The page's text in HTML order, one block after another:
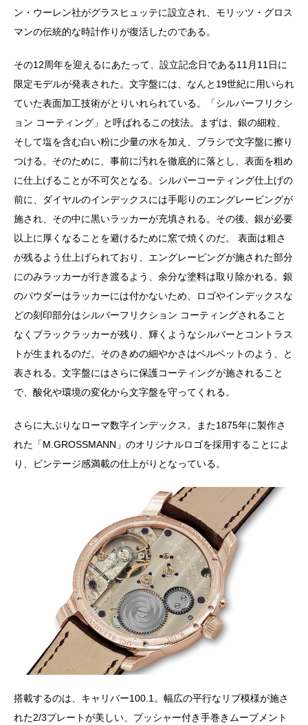
ン・ウーレン社がグラスヒュッテに設立され、モリッツ・グロス
マンの伝統的な時計作りが復活したのである。
その12周年を迎えるにあたって、設立記念日である11月11日に
限定モデルが発表された。文字盤には、なんと19世紀に用いられ
ていた表面加工技術がとりいれられている。「シルバーフリクシ
ョン コーティング」と呼ばれるこの技法。まずは、銀の細粒、
そして塩を含む白い粉に少量の水を加え、ブラシで文字盤に擦り
つける。そのために、事前に汚れを徹底的に落とし、表面を粗め
に仕上げることが不可欠となる。シルバーコーティング仕上げの
前に、ダイヤルのインデックスには手彫りのエングレービングが
施され、その中に黒いラッカーが充填される。その後、銀が必要
以上に厚くなることを避けるために窯で焼くのだ。 表面は粗さ
が残るよう仕上げられており、エングレービングが施された部分
にのみラッカーが行き渡るよう、余分な塗料は取り除かれる。銀
のパウダーはラッカーには付かないため、ロゴやインデックスな
どの刻印部分はシルバーフリクション コーティングされること
なくブラックラッカーが残り、輝くようなシルバーとコントラス
トが生まれるのだ。そのきめの細やかさはベルベットのよう、と
表される。文字盤にはさらに保護コーティングが施されること
で、酸化や環境の変化から文字盤を守ってくれる。
さらに大ぶりなローマ数字インデックス。また1875年に製作さ
れた「M.GROSSMANN」のオリジナルロゴを採用することによ
り、ビンテージ感満載の仕上がりとなっている。
搭載するのは、キャリバー100.1。幅広の平行なリブ模様が施さ
れた2/3プレートが美しい、プッシャー付き手巻きムーブメント